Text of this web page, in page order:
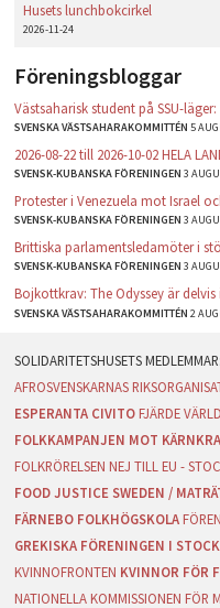
Husets lunchbokcirkel
2026-11-24
Föreningsbloggar
Västsaharisk student på SSU-
SVENSKA VÄSTSAHARAKOMMITTÉN5
2026-08-22 till 2026-10-02 HELA
SVENSK-KUBANSKA FÖRENINGEN3
Protester i Venezuela mot Israel
SVENSK-KUBANSKA FÖRENINGEN3
Brittiska parlamentsledamöter i
SVENSK-KUBANSKA FÖRENINGEN3
Bojkottkrav: The Odyssey är
SVENSKA VÄSTSAHARAKOMMITTÉN2
AFROSVENSKARNAS
ESPERANTA CIVITO FJÄRDE
FOLKKAMPANJEN MOT
FOLKRÖRELSEN NEJ TILL EU -
FOOD JUSTICE SWEDEN /
FÄRNEBO FOLKHÖGSKOLA
GREKISKA FÖRENINGEN I
KVINNOFRONTEN KVINNOR FÖR
NATIONELLA KOMMISSIONEN FÖR